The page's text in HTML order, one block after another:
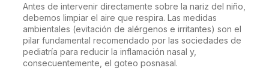
Antes de intervenir directamente sobre la nariz del niño,
debemos limpiar el aire que respira. Las medidas
ambientales (evitación de alérgenos e irritantes) son el
pilar fundamental recomendado por las sociedades de
pediatría para reducir la inflamación nasal y,
consecuentemente, el goteo posnasal.